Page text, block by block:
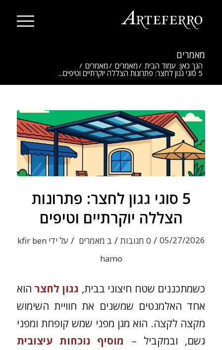
מאמרים
הנך כאן: עמוד הבית / מאמרים / מאמרים /
5 סוגי גגון לחצר: פתרונות הצללה יוקרתיים וטיפים...
5 סוגי גגון לחצר: פתרונות
הצללה יוקרתיים וטיפים
05/27/2026
/ 0 תגובות / ב מאמרים / על ידי kfir ben
hamo
כשמתכננים שטח חיצוני בבית, גגון לחצר הוא
אחד האלמנטים שמשנים את חוויית השימוש
מקצה לקצה. הוא מגן מפני שמש קופחת ומפני
גשם, ובמקביל – מוסיף נוכחות עיצובית